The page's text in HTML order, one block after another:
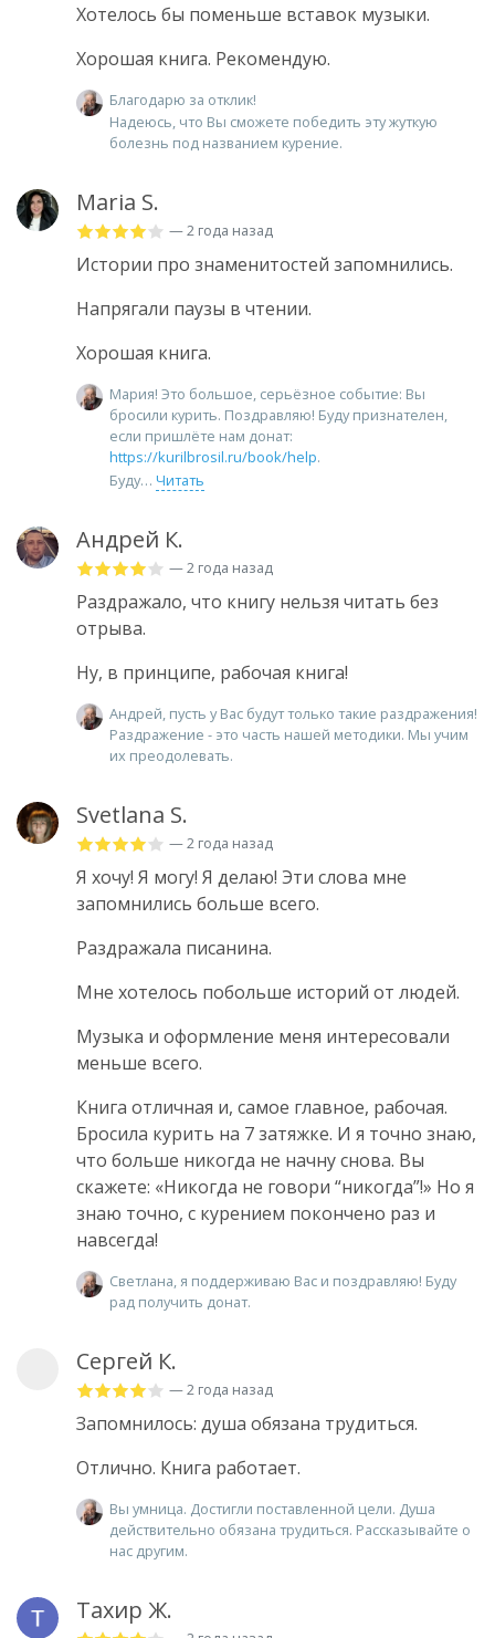
Хотелось бы поменьше вставок музыки.
Хорошая книга. Рекомендую.
Благодарю за отклик!
Надеюсь, что Вы сможете победить эту жуткую
болезнь под названием курение.
Maria S.
— 2 года назад
Истории про знаменитостей запомнились.
Напрягали паузы в чтении.
Хорошая книга.
Мария! Это большое, серьёзное событие: Вы
бросили курить. Поздравляю! Буду признателен,
если пришлёте нам донат:
https://kurilbrosil.ru/book/help.
Буду
Читать
Андрей К.
— 2 года назад
Раздражало, что книгу нельзя читать без
отрыва.
Ну, в принципе, рабочая книга!
Андрей, пусть у Вас будут только такие раздражения!
Раздражение - это часть нашей методики. Мы учим
их преодолевать.
Svetlana S.
— 2 года назад
Я хочу! Я могу! Я делаю! Эти слова мне
запомнились больше всего.
Раздражала писанина.
Мне хотелось побольше историй от людей.
Музыка и оформление меня интересовали
меньше всего.
Книга отличная и, самое главное, рабочая.
Бросила курить на 7 затяжке. И я точно знаю,
что больше никогда не начну снова. Вы
скажете: «Никогда не говори “никогда”!» Но я
знаю точно, с курением покончено раз и
навсегда!
Светлана, я поддерживаю Вас и поздравляю! Буду
рад получить донат.
Сергей К.
— 2 года назад
Запомнилось: душа обязана трудиться.
Отлично. Книга работает.
Вы умница. Достигли поставленной цели. Душа
действительно обязана трудиться. Рассказывайте о
нас другим.
Тахир Ж.